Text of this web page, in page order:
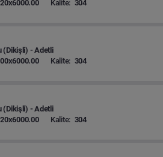
Kalite: 304
(Dikişli) - Adetli
Kalite: 304
(Dikişli) - Adetli
Kalite: 304